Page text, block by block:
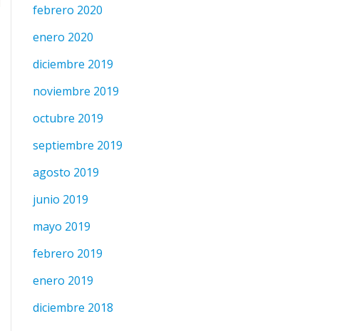
febrero 2020
enero 2020
diciembre 2019
noviembre 2019
octubre 2019
septiembre 2019
agosto 2019
junio 2019
mayo 2019
febrero 2019
enero 2019
diciembre 2018